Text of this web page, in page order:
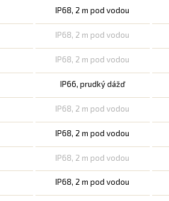
IP68, 2 m pod vodou
IP68, 2 m pod vodou
IP68, 2 m pod vodou
IP66, prudký dážď
IP68, 2 m pod vodou
IP68, 2 m pod vodou
IP68, 2 m pod vodou
IP68, 2 m pod vodou